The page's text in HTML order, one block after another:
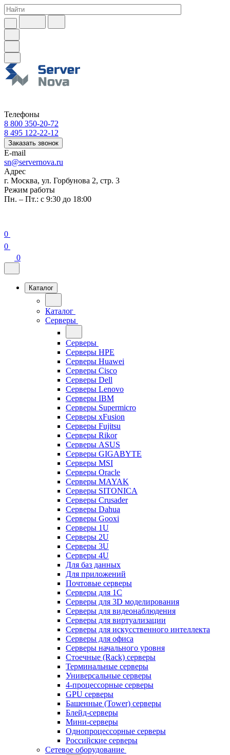
Телефоны
8 800 350-20-72
8 495 122-22-12
Заказать звонок
E-mail
sn@servernova.ru
Адрес
г. Москва, ул. Горбунова 2, стр. 3
Режим работы
Пн. – Пт.: с 9:30 до 18:00
0
0
0
Каталог
Каталог
Серверы
Серверы
Серверы HPE
Серверы Huawei
Серверы Cisco
Серверы Dell
Серверы Lenovo
Серверы IBM
Серверы Supermicro
Серверы xFusion
Серверы Fujitsu
Серверы Rikor
Серверы ASUS
Серверы GIGABYTE
Серверы MSI
Серверы Oracle
Серверы MAYAK
Серверы SITONICA
Серверы Crusader
Серверы Dahua
Серверы Gooxi
Серверы 1U
Серверы 2U
Серверы 3U
Серверы 4U
Для баз данных
Для приложений
Почтовые серверы
Серверы для 1С
Серверы для 3D моделирования
Серверы для видеонаблюдения
Серверы для виртуализации
Серверы для искусственного интеллекта
Серверы для офиса
Серверы начального уровня
Стоечные (Rack) серверы
Терминальные серверы
Универсальные серверы
4-процессорные серверы
GPU серверы
Башенные (Tower) серверы
Блейд-серверы
Мини-серверы
Однопроцессорные серверы
Российские серверы
Сетевое оборудование